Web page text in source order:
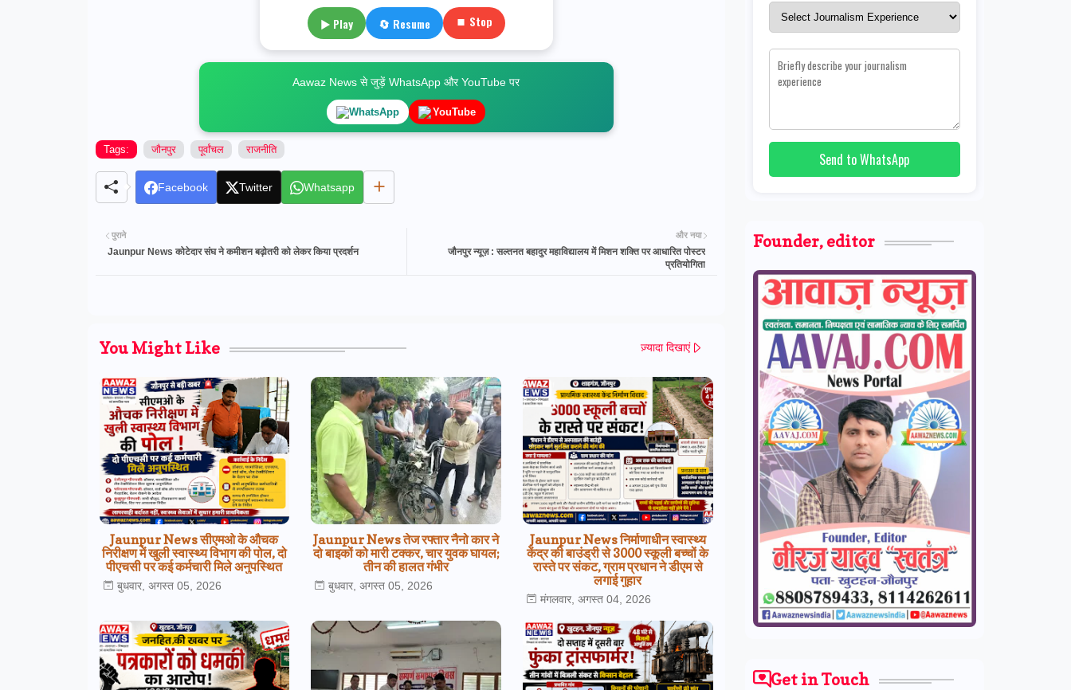
▶ Play 🔄 Resume ⏹ Stop
Aawaz News से जुड़ें WhatsApp और YouTube पर
WhatsApp YouTube
Tags: जौनपुर पूर्वांचल राजनीति
Facebook Twitter Whatsapp
और नया
जौनपुर न्यूज़ : सल्तनत बहादुर महाविद्यालय में मिशन शक्ति पर आधारित पोस्टर
प्रतियोगिता
पुराने
Jaunpur News कोटेदार संघ ने कमीशन बढ़ोतरी को लेकर किया प्रदर्शन
You Might Like ज़्यादा दिखाएं
Jaunpur News सीएमओ के औचक
निरीक्षण में खुली स्वास्थ्य विभाग की पोल, दो
पीएचसी पर कई कर्मचारी मिले अनुपस्थित
बुधवार, अगस्त 05, 2026
Jaunpur News तेज रफ्तार नैनो कार ने
दो बाइकों को मारी टक्कर, चार युवक घायल;
तीन की हालत गंभीर
बुधवार, अगस्त 05, 2026
Jaunpur News निर्माणाधीन स्वास्थ्य
केंद्र की बाउंड्री से 3000 स्कूली बच्चों के
रास्ते पर संकट, ग्राम प्रधान ने डीएम से
लगाई गुहार
मंगलवार, अगस्त 04, 2026
Send to WhatsApp
Founder, editor
Get in Touch